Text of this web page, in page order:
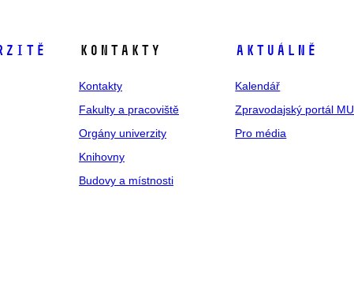
Kontakty
Kontakty
Fakulty a pracoviště
Orgány univerzity
Knihovny
Budovy a místnosti
Aktuálně
Kalendář
Zpravodajský portál MU
Pro média